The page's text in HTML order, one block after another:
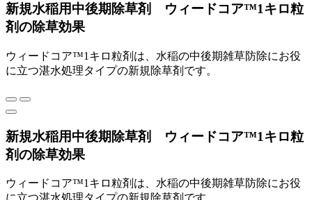
新規水稲用中後期除草剤 ウィードコア™1キロ粒
剤の除草効果
ウィードコア™1キロ粒剤は、水稲の中後期雑草防除にお役
に立つ湛水処理タイプの新規除草剤です。
新規水稲用中後期除草剤 ウィードコア™1キロ粒
剤の除草効果
ウィードコア™1キロ粒剤は、水稲の中後期雑草防除にお役